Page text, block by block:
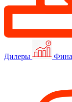
Дилеры